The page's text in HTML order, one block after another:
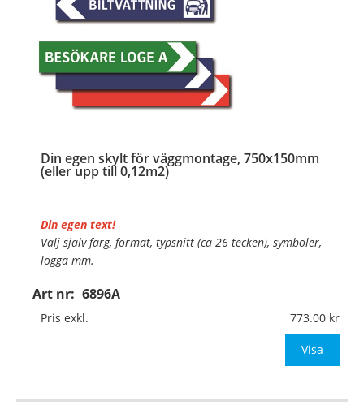
Din egen skylt för väggmontage, 750x150mm
(eller upp till 0,12m2)
Art nr: 6896A
Din egen text!
Välj själv färg, format, typsnitt (ca 26 tecken), symboler,
logga mm.
Material:Plan aluminium, 0,7mm (väggmontage)
Mått:750x150mm (eller annat mått upp till 0,12m²)
Pris exkl. 773.00
Visa